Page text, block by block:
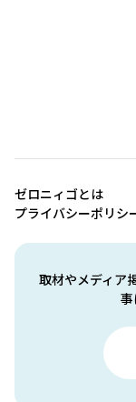
取材やメディア
事
ゼロニィゴとは
プライバシーポリシ